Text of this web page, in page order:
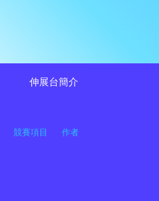
競賽項目 作者
伸展台簡介